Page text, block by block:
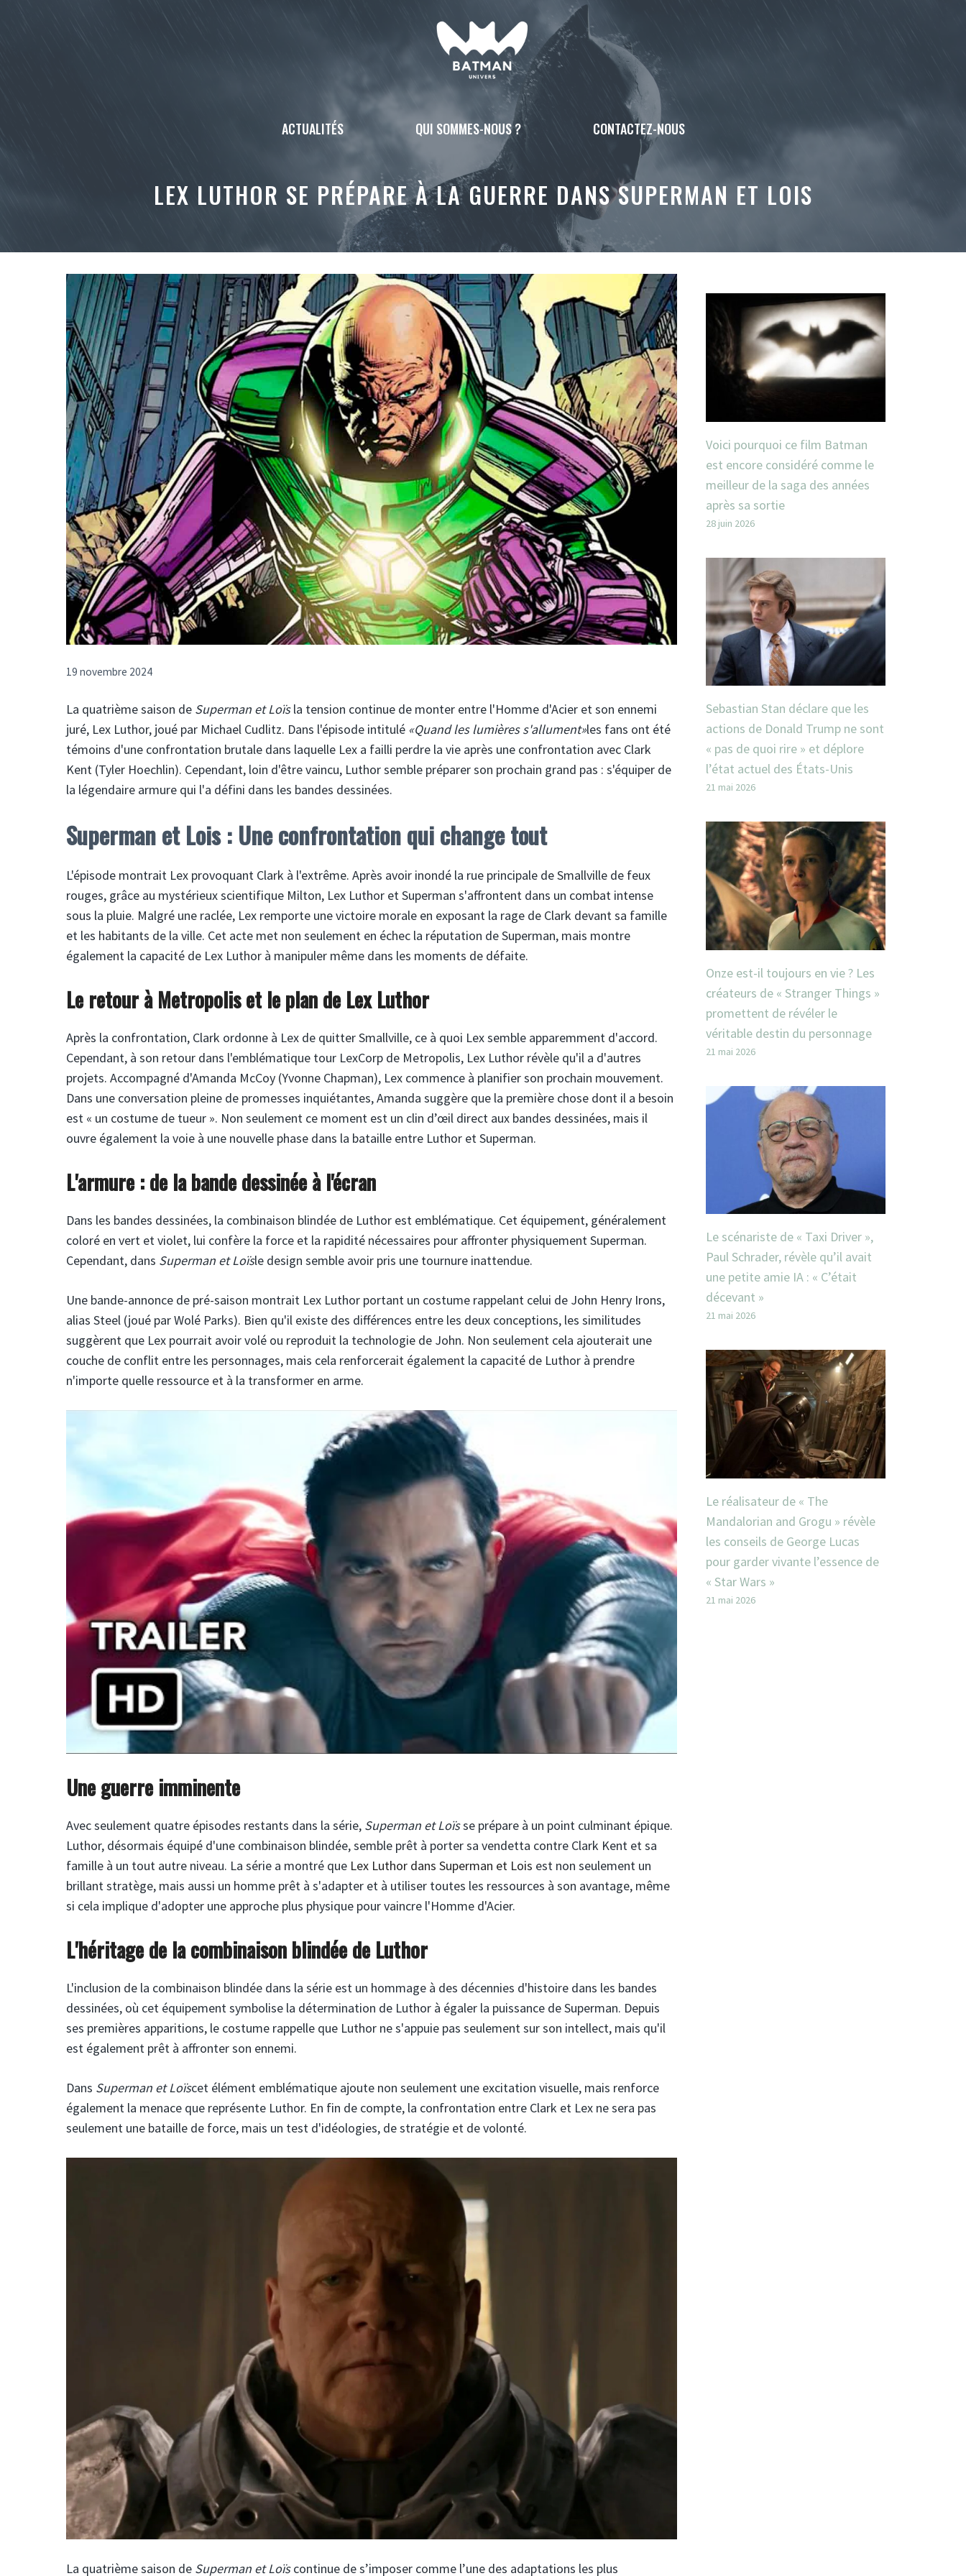
ACTUALITÉS QUI SOMMES-NOUS ? CONTACTEZ-NOUS
LEX LUTHOR SE PRÉPARE À LA GUERRE DANS SUPERMAN ET LOIS
19 novembre 2024
La quatrième saison de Superman et Loïsla tension continue de monter entre l'Homme d'Acier et son ennemi
juré, Lex Luthor, joué par Michael Cudlitz. Dans l'épisode intitulé «Quand les lumières s'allument»les fans ont été
témoins d'une confrontation brutale dans laquelle Lex a failli perdre la vie après une confrontation avec Clark
Kent (Tyler Hoechlin). Cependant, loin d'être vaincu, Luthor semble préparer son prochain grand pas : s'équiper de
la légendaire armure qui l'a défini dans les bandes dessinées.
Superman et Lois : Une confrontation qui change tout
L'épisode montrait Lex provoquant Clark à l'extrême. Après avoir inondé la rue principale de Smallville de feux
rouges, grâce au mystérieux scientifique Milton, Lex Luthor et Superman s'affrontent dans un combat intense
sous la pluie. Malgré une raclée, Lex remporte une victoire morale en exposant la rage de Clark devant sa famille
et les habitants de la ville. Cet acte met non seulement en échec la réputation de Superman, mais montre
également la capacité de Lex Luthor à manipuler même dans les moments de défaite.
Le retour à Metropolis et le plan de Lex Luthor
Après la confrontation, Clark ordonne à Lex de quitter Smallville, ce à quoi Lex semble apparemment d'accord.
Cependant, à son retour dans l'emblématique tour LexCorp de Metropolis, Lex Luthor révèle qu'il a d'autres
projets. Accompagné d'Amanda McCoy (Yvonne Chapman), Lex commence à planifier son prochain mouvement.
Dans une conversation pleine de promesses inquiétantes, Amanda suggère que la première chose dont il a besoin
est « un costume de tueur ». Non seulement ce moment est un clin d’œil direct aux bandes dessinées, mais il
ouvre également la voie à une nouvelle phase dans la bataille entre Luthor et Superman.
L'armure : de la bande dessinée à l'écran
Dans les bandes dessinées, la combinaison blindée de Luthor est emblématique. Cet équipement, généralement
coloré en vert et violet, lui confère la force et la rapidité nécessaires pour affronter physiquement Superman.
Cependant, dans Superman et Loïsle design semble avoir pris une tournure inattendue.
Une bande-annonce de pré-saison montrait Lex Luthor portant un costume rappelant celui de John Henry Irons,
alias Steel (joué par Wolé Parks). Bien qu'il existe des différences entre les deux conceptions, les similitudes
suggèrent que Lex pourrait avoir volé ou reproduit la technologie de John. Non seulement cela ajouterait une
couche de conflit entre les personnages, mais cela renforcerait également la capacité de Luthor à prendre
n'importe quelle ressource et à la transformer en arme.
Une guerre imminente
Avec seulement quatre épisodes restants dans la série, Superman et Loïsse prépare à un point culminant épique.
Luthor, désormais équipé d'une combinaison blindée, semble prêt à porter sa vendetta contre Clark Kent et sa
famille à un tout autre niveau. La série a montré que Lex Luthor dans Superman et Lois est non seulement un
brillant stratège, mais aussi un homme prêt à s'adapter et à utiliser toutes les ressources à son avantage, même
si cela implique d'adopter une approche plus physique pour vaincre l'Homme d'Acier.
L'héritage de la combinaison blindée de Luthor
L'inclusion de la combinaison blindée dans la série est un hommage à des décennies d'histoire dans les bandes
dessinées, où cet équipement symbolise la détermination de Luthor à égaler la puissance de Superman. Depuis
ses premières apparitions, le costume rappelle que Luthor ne s'appuie pas seulement sur son intellect, mais qu'il
est également prêt à affronter son ennemi.
Dans Superman et Loïscet élément emblématique ajoute non seulement une excitation visuelle, mais renforce
également la menace que représente Luthor. En fin de compte, la confrontation entre Clark et Lex ne sera pas
seulement une bataille de force, mais un test d'idéologies, de stratégie et de volonté.
La quatrième saison de Superman et Loïscontinue de s’imposer comme l’une des adaptations les plus
Voici pourquoi ce film Batman
est encore considéré comme le
meilleur de la saga des années
après sa sortie
28 juin 2026
Sebastian Stan déclare que les
actions de Donald Trump ne sont
« pas de quoi rire » et déplore
l’état actuel des États-Unis
21 mai 2026
Onze est-il toujours en vie ? Les
créateurs de « Stranger Things »
promettent de révéler le
véritable destin du personnage
21 mai 2026
Le scénariste de « Taxi Driver »,
Paul Schrader, révèle qu’il avait
une petite amie IA : « C’était
décevant »
21 mai 2026
Le réalisateur de « The
Mandalorian and Grogu » révèle
les conseils de George Lucas
pour garder vivante l’essence de
« Star Wars »
21 mai 2026